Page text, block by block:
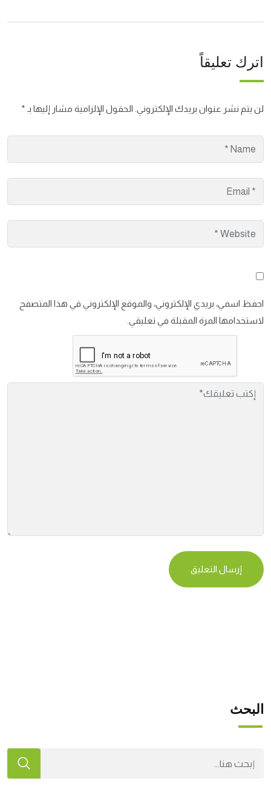
اترك تعليقاً
لن يتم نشر عنوان بريدك الإلكتروني. الحقول الإلزامية مشار إليها بـ *
احفظ اسمي، بريدي الإلكتروني، والموقع الإلكتروني في هذا المتصفح
لاستخدامها المرة المقبلة في تعليقي.
البحث